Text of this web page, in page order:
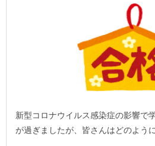
新型コロナウイルス感染症の影響で
が過ぎましたが、皆さんはどのよう